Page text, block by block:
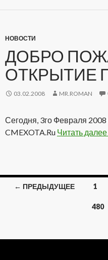
НОВОСТИ
ДОБРО
ОТКРЫТИЕ
03.02.2008 MR.ROMAN
Сегодня, 3го Февраля
CMEXOTA.Ru Читать далее
записям
← ПРЕДЫДУЩЕЕ 1
480